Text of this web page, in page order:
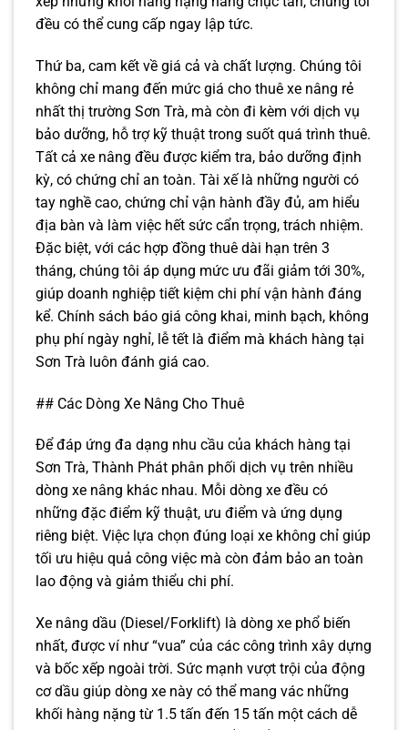
đều có thể cung cấp ngay lập tức.
Thứ ba, cam kết về giá cả và chất lượng. Chúng tôi
không chỉ mang đến mức giá cho thuê xe nâng rẻ
nhất thị trường Sơn Trà, mà còn đi kèm với dịch vụ
bảo dưỡng, hỗ trợ kỹ thuật trong suốt quá trình thuê.
Tất cả xe nâng đều được kiểm tra, bảo dưỡng định
kỳ, có chứng chỉ an toàn. Tài xế là những người có
tay nghề cao, chứng chỉ vận hành đầy đủ, am hiểu
địa bàn và làm việc hết sức cẩn trọng, trách nhiệm.
Đặc biệt, với các hợp đồng thuê dài hạn trên 3
tháng, chúng tôi áp dụng mức ưu đãi giảm tới 30%,
giúp doanh nghiệp tiết kiệm chi phí vận hành đáng
kể. Chính sách báo giá công khai, minh bạch, không
phụ phí ngày nghỉ, lễ tết là điểm mà khách hàng tại
Sơn Trà luôn đánh giá cao.
## Các Dòng Xe Nâng Cho Thuê
Để đáp ứng đa dạng nhu cầu của khách hàng tại
Sơn Trà, Thành Phát phân phối dịch vụ trên nhiều
dòng xe nâng khác nhau. Mỗi dòng xe đều có
những đặc điểm kỹ thuật, ưu điểm và ứng dụng
riêng biệt. Việc lựa chọn đúng loại xe không chỉ giúp
tối ưu hiệu quả công việc mà còn đảm bảo an toàn
lao động và giảm thiểu chi phí.
Xe nâng dầu (Diesel/Forklift) là dòng xe phổ biến
nhất, được ví như “vua” của các công trình xây dựng
và bốc xếp ngoài trời. Sức mạnh vượt trội của động
cơ dầu giúp dòng xe này có thể mang vác những
khối hàng nặng từ 1.5 tấn đến 15 tấn một cách dễ